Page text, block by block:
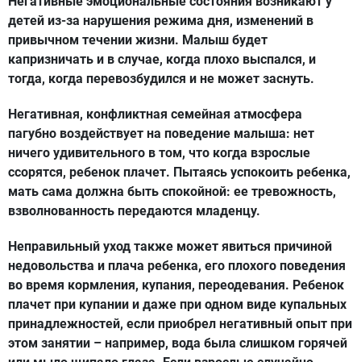
детей из-за нарушения режима дня, изменений в
привычном течении жизни. Малыш будет
капризничать и в случае, когда плохо выспался, и
тогда, когда перевозбудился и не может заснуть.
Негативная, конфликтная семейная атмосфера
пагубно воздействует на поведение малыша: нет
ничего удивительного в том, что когда взрослые
ссорятся, ребенок плачет. Пытаясь успокоить ребенка,
мать сама должна быть спокойной: ее тревожность,
взволнованность передаются младенцу.
Неправильный уход также может явиться причиной
недовольства и плача ребенка, его плохого поведения
во время кормления, купания, переодевания. Ребенок
плачет при купании и даже при одном виде купальных
принадлежностей, если приобрел негативный опыт при
этом занятии – например, вода была слишком горячей